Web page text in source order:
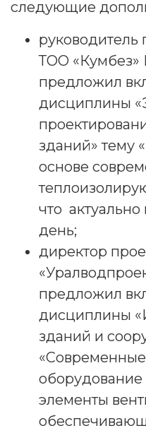
следующие
руководитель
ТОО «Кумбез»
предложил
дисциплины
зданий» тему
основе
что
день;
директор
предложил
дисциплины
зданий и
элементы